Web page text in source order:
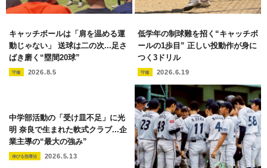
キャッチボールは「肩を温める運
動じゃない」 送球は二の次...足さ
ばき磨く“塁間20球”
守備 2026.8.5
低学年の制球難を招く“キャッチボ
ールの1歩目” 正しい投動作が身に
つく3ドリル
守備 2026.6.19
中学部活動の「受け皿不足」に光
明 奈良で生まれた軟式クラブ...企
業主導の“最大の強み”
伸びる指導法 2026.5.13